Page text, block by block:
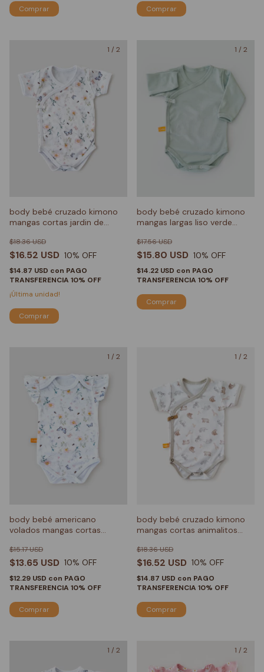
Comprar Comprar
1 / 2
body bebé cruzado kimono
mangas cortas jardin de
$16.52 USD
$18.36 USD
10% OFF
$14.87 USD con PAGO
TRANSFERENCIA 10% OFF
¡Última unidad!
Comprar
1 / 2
body bebé cruzado kimono
mangas largas liso verde
$15.80 USD
$17.56 USD
10% OFF
$14.22 USD con PAGO
TRANSFERENCIA 10% OFF
Comprar
1 / 2
body bebé americano
volados mangas cortas
$13.65 USD
$15.17 USD
10% OFF
$12.29 USD con PAGO
TRANSFERENCIA 10% OFF
Comprar
1 / 2
body bebé cruzado kimono
mangas cortas animalitos
$16.52 USD
$18.36 USD
10% OFF
$14.87 USD con PAGO
TRANSFERENCIA 10% OFF
Comprar
1 / 2 1 / 2